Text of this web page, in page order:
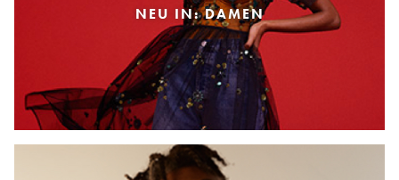
NEU IN: DAMEN